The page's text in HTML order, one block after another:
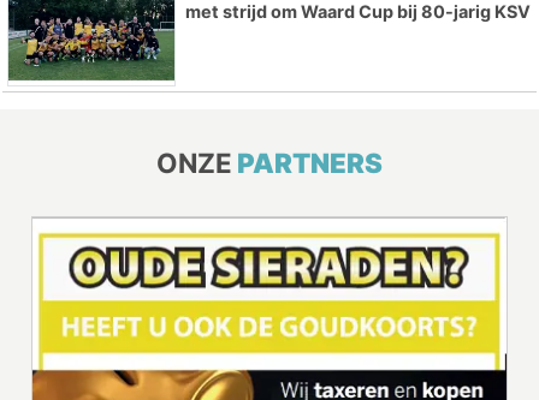
met strijd om Waard Cup bij 80-jarig KSV
ONZE PARTNERS